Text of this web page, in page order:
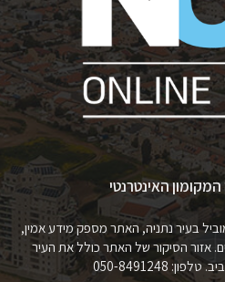
המקומון האינטרנטי
בעיר נתניה, האתר מספק מידע אמין,
אזור הסיקור של האתר כולל את העיר
050-8491248